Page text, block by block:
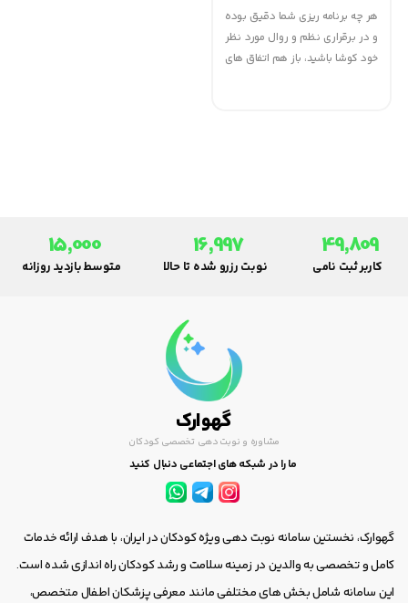
هر چه برنامه ریزی شما دقیق بوده
و در برقراری نظم و روال مورد نظر
خود کوشا باشید، باز هم اتفاق های
49,809
کاربر ثبت نامی
16,997
نوبت رزرو شده تا حالا
15,000
متوسط بازدید روزانه
گهوارک
مشاوره و نوبت دهی تخصصی کودکان
ما را در شبکه های اجتماعی دنبال کنید
گهوارک، نخستین سامانه نوبت دهی ویژه کودکان در ایران، با هدف ارائه خدمات
کامل و تخصصی به والدین در زمینه سلامت و رشد کودکان راه اندازی شده است.
این سامانه شامل بخش های مختلفی مانند معرفی پزشکان اطفال متخصص،